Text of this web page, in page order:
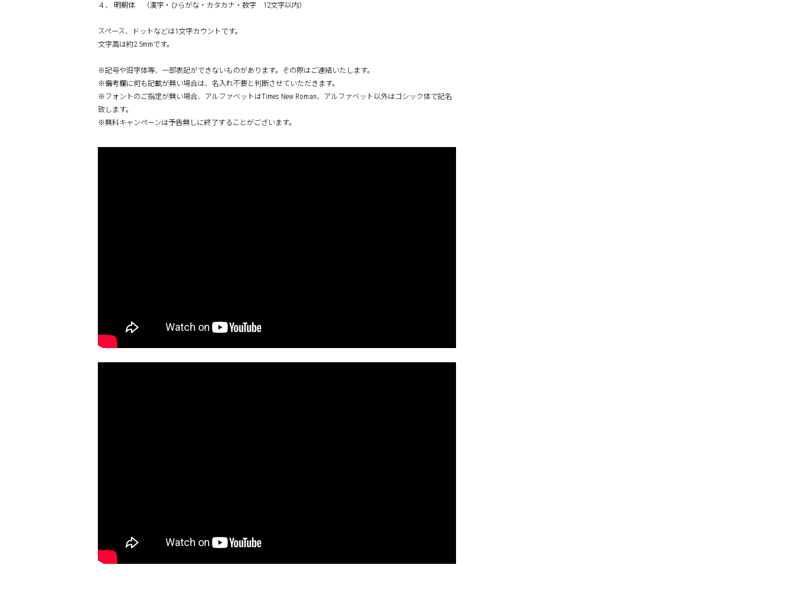
４、 明朝体 （漢字・ひらがな・カタカナ・数字 12文字以内）
スペース、ドットなどは1文字カウントです。
文字高は約2.5mmです。
※記号や旧字体等、一部表記ができないものがあります。その際はご連絡いたします。
※備考欄に何も記載が無い場合は、名入れ不要と判断させていただきます。
※フォントのご指定が無い場合、アルファベットはTimes New Roman、アルファベット以外はゴシック体で記名
致します。
※無料キャンペーンは予告無しに終了することがございます。